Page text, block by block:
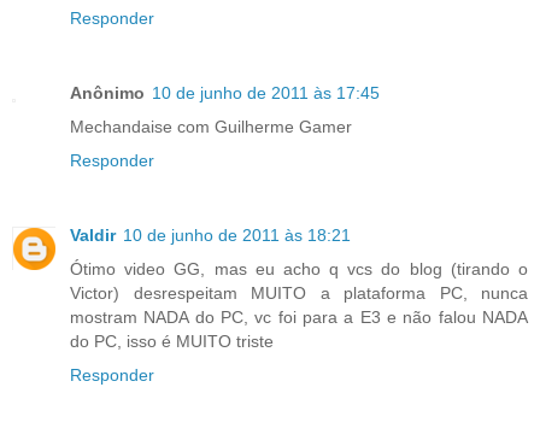
Responder
Anônimo 10 de junho de 2011 às 17:45
Mechandaise com Guilherme Gamer
Responder
Valdir 10 de junho de 2011 às 18:21
Ótimo video GG, mas eu acho q vcs do blog (tirando o
Victor) desrespeitam MUITO a plataforma PC, nunca
mostram NADA do PC, vc foi para a E3 e não falou NADA
do PC, isso é MUITO triste
Responder